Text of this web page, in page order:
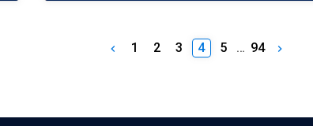
keyboard_arrow_left 1 2 3 4 5 … 94 keyboard_arrow_right